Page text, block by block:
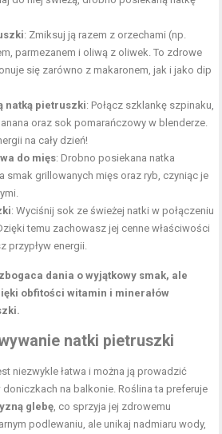
: Zmiksuj ją razem z orzechami (np.
parmezanem i oliwą z oliwek. To zdrowe
się zarówno z makaronem, jak i jako dip
natką pietruszki: Połącz szklankę szpinaku,
oraz sok pomarańczowy w blenderze.
na cały dzień!
do mięs: Drobno posiekana natka
smak grillowanych mięs oraz ryb, czyniąc je
: Wyciśnij sok ze świeżej natki w połączeniu
temu zachowasz jej cenne właściwości
przypływ energii.
dania o wyjątkowy smak, ale
obfitości witamin i minerałów
natki pietruszki
niezwykle łatwa i można ją prowadzić
na balkonie. Roślina ta preferuje
glebę , co sprzyja jej zdrowemu
podlewaniu, ale unikaj nadmiaru wody,